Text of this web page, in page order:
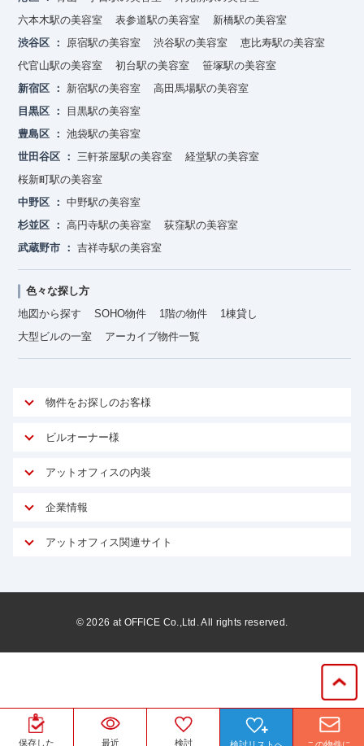
保存した 最近 検討 検討リストへ この物件に
六本木駅の美容室
表参道駅の美容室
新橋駅の美容室
渋谷区
原宿駅の美容室 渋谷駅の美容室
恵比寿駅の美容室
代官山駅の美容室
初台駅の美容室
笹塚駅の美容室
新宿区
新宿駅の美容室
高田馬場駅の美容室
目黒区
目黒駅の美容室
豊島区
池袋駅の美容室
世田谷区
三軒茶屋駅の美容室
経堂駅の美容室
桜新町駅の美容室
中野区
中野駅の美容室
杉並区
高円寺駅の美容室
荻窪駅の美容室
武蔵野市
吉祥寺駅の美容室
色々な探し方
地図から探す
SOHO物件 1階の物件
1棟貸し
大型ビルの一室
アーカイブ物件一覧
物件をお探しのお客様
アットオフィスが選ばれる理由
ご契約者様インタビュー
オフィスお役立ちコラム
ビルオーナー様
オーナー様向けサービス
マイソク作成
物件情報から成約賃料を予測
リノベーション
サブリース
原状回復サービス
蛍光灯の廃止に備えてLED化へ
アットオフィスの内装
サービス内容
内装に関するよくある質問
企業情報
アットオフィス関連サイト
アットレジデンス
ビルアド
©2026 at OFFICE Co.,Ltd. All rights reserved.